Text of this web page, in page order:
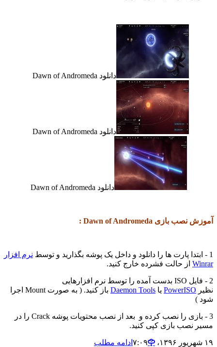
دانلود Dawn of Andromeda
دانلود Dawn of Andromeda
دانلود Dawn of Andromeda
آموزش نصب بازی Dawn of Andromeda :
1 - ابتدا پارت ها را دانلود و داخل یک پوشه بگذارید و توسط
نرم افزار
Winrar از حالت فشرده خارج کنید.
2 - فایل ISO بدست آمده را توسط نرم افزارهایی
نظیر PowerISO یا Daemon Tools
باز کنید. ( به صورت Mount اجرا
شود )
3 - بازی را نصب کرده و بعد از نصب محتویات پوشه Crack را در
مسیر نصب بازی کپی کنید.
۱۹ شهریور ۱۳۹۶،‏ ۷:۰۹
ادامه مطلب